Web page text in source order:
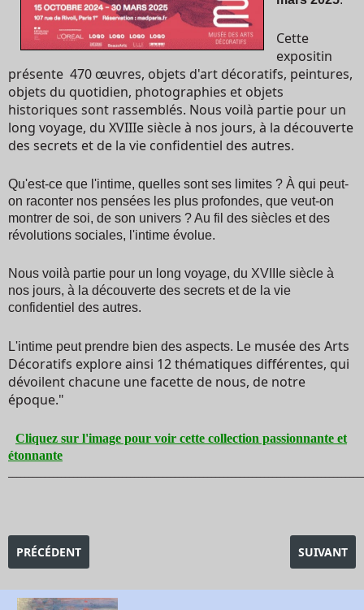
Cette
expositin
présente 470 œuvres, objets d'art décoratifs, peintures,
objets du quotidien, photographies et objets
historiques sont rassemblés. Nous voilà partie pour un
long voyage, du XVIIIe siècle à nos jours, à la découverte
des secrets et de la vie confidentiel des autres.
Qu'est-ce que l'intime, quelles sont ses limites ? À qui peut-
on raconter nos pensées les plus profondes, que veut-on
montrer de soi, de son univers ? Au fil des siècles et des
révolutions sociales, l'intime évolue.
Nous voilà partie pour un long voyage, du XVIIIe siècle à
nos jours, à la découverte des secrets et de la vie
confidentiel des autres.
L'intime peut prendre bien des aspects. Le musée des Arts
Décoratifs explore ainsi 12 thématiques différentes, qui
dévoilent chacune une facette de nous, de notre
époque."
Cliquez sur l'image pour voir cette collection passionnante et
étonnante
ARTICLE PRÉCÉDENT : EXPOSITION LA NAISSANCE DES
PRÉCÉDENT ARTICLE
SUIVANT